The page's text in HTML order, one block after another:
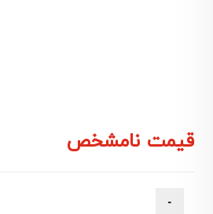
قیمت نامشخص